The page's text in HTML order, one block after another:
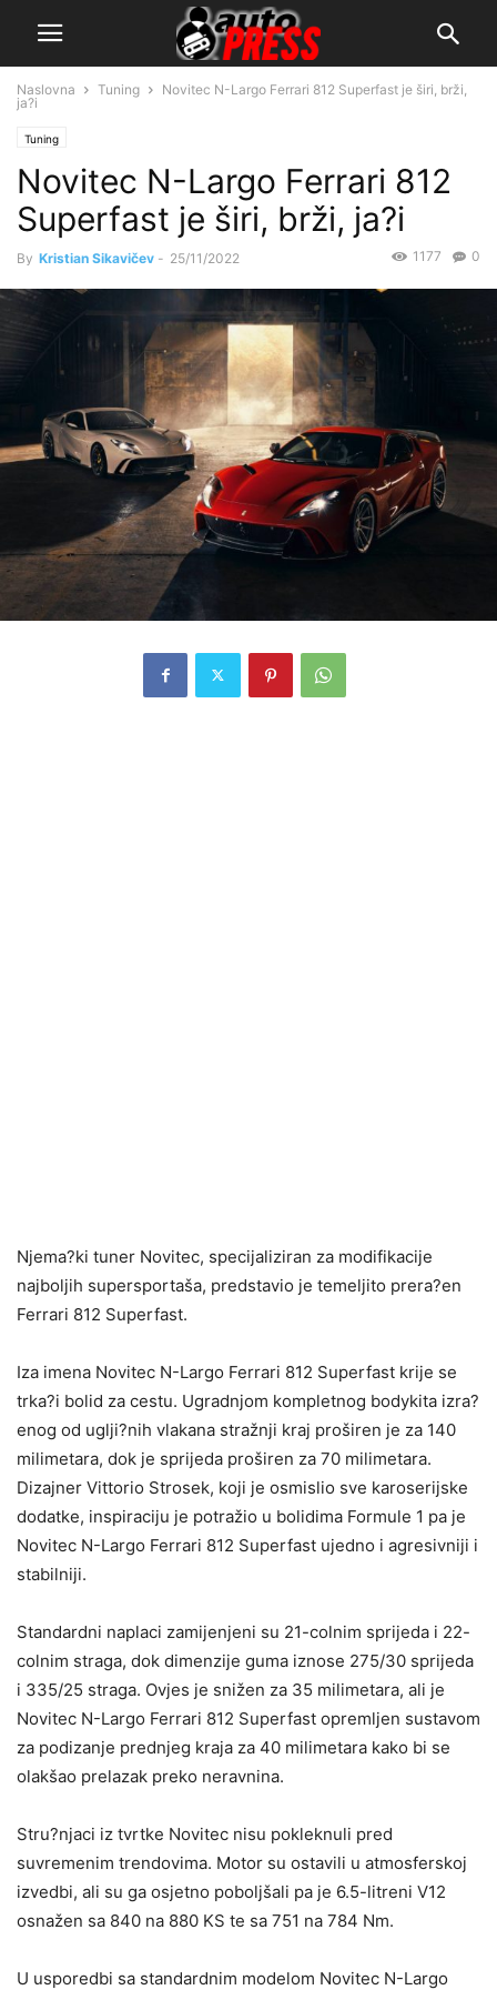
Naslovna Tuning
Novitec N-Largo Ferrari 812 Superfast je širi, brži,
ja?i
Tuning
Novitec N-Largo Ferrari 812
Superfast je širi, brži, ja?i
By Kristian Sikavičev - 25/11/2022 0
1177
Njema?ki tuner Novitec, specijaliziran za modifikacije
najboljih supersportaša, predstavio je temeljito prera?en
Ferrari 812 Superfast.
Iza imena Novitec N-Largo Ferrari 812 Superfast krije se
trka?i bolid za cestu. Ugradnjom kompletnog bodykita izra?
enog od uglji?nih vlakana stražnji kraj proširen je za 140
milimetara, dok je sprijeda proširen za 70 milimetara.
Dizajner Vittorio Strosek, koji je osmislio sve karoserijske
dodatke, inspiraciju je potražio u bolidima Formule 1 pa je
Novitec N-Largo Ferrari 812 Superfast ujedno i agresivniji i
stabilniji.
Standardni naplaci zamijenjeni su 21-colnim sprijeda i 22-
colnim straga, dok dimenzije guma iznose 275/30 sprijeda
i 335/25 straga. Ovjes je snižen za 35 milimetara, ali je
Novitec N-Largo Ferrari 812 Superfast opremljen sustavom
za podizanje prednjeg kraja za 40 milimetara kako bi se
olakšao prelazak preko neravnina.
Stru?njaci iz tvrtke Novitec nisu pokleknuli pred
suvremenim trendovima. Motor su ostavili u atmosferskoj
izvedbi, ali su ga osjetno poboljšali pa je 6.5-litreni V12
osnažen sa 840 na 880 KS te sa 751 na 784 Nm.
U usporedbi sa standardnim modelom Novitec N-Largo